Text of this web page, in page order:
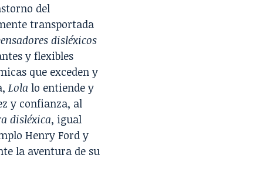
del
transportada
disléxicos
y flexibles
que exceden y
Lola lo entiende y
y confianza, al
disléxica, igual
Henry Ford y
la aventura de su